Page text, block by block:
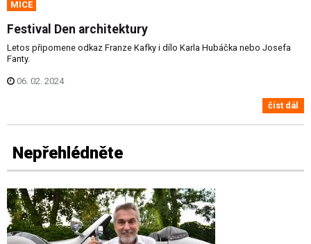
MICE
Festival Den architektury
Letos připomene odkaz Franze Kafky i dílo Karla Hubáčka nebo Josefa
Fanty.
06. 02. 2024
číst dál
Nepřehlédněte